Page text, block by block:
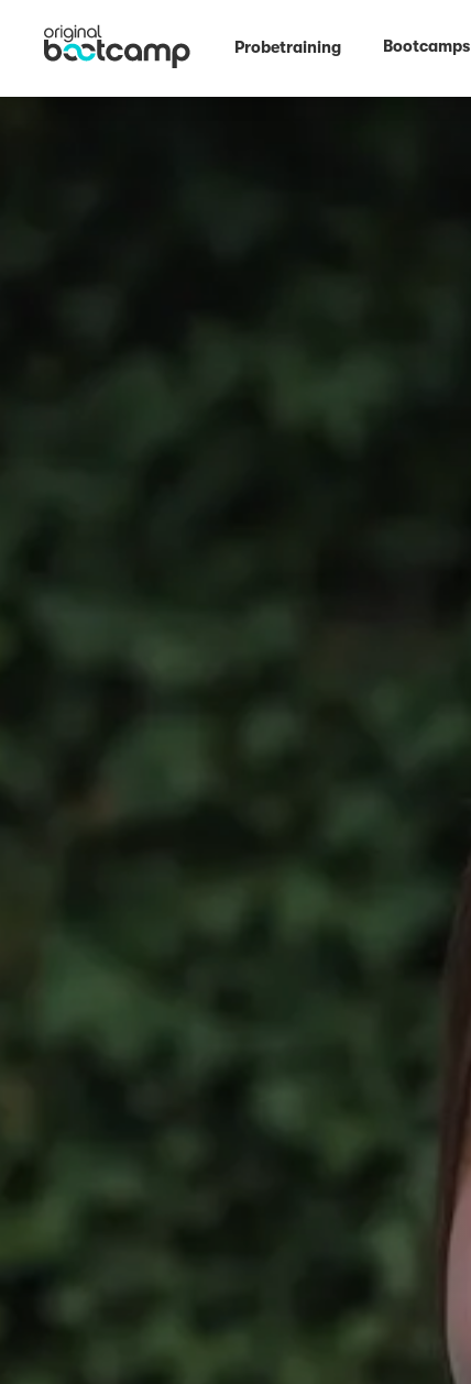
Probetraining Bootcamps